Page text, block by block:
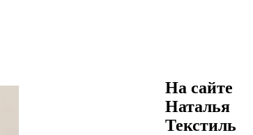
На сайте
Наталья
Текстиль